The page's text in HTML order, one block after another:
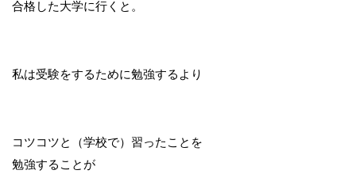
合格した大学に行くと。
私は受験をするために勉強するより
コツコツと（学校で）習ったことを
勉強することが